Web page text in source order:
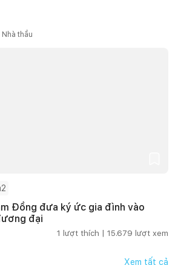
thầu
Đồng đưa ký ức gia đình vào
đại
1 lượt thích | 15.679 lượt xem
Xem tất cả